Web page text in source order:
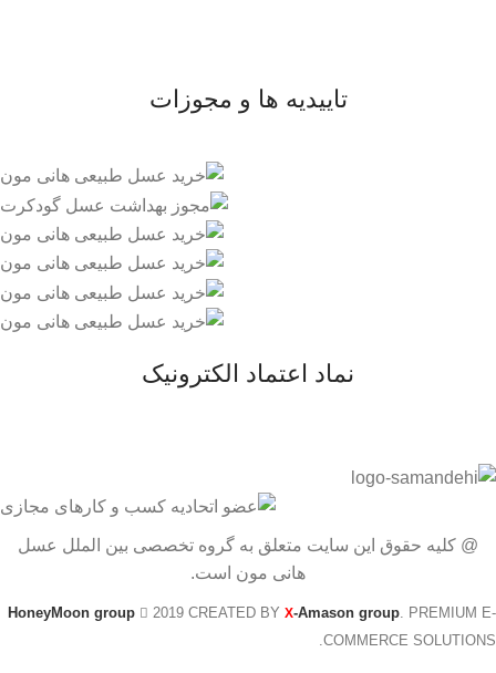
تاییدیه ها و مجوزات
نماد اعتماد الکترونیک
@ کلیه حقوق این سایت متعلق به گروه تخصصی بین الملل عسل
هانی مون است.
HoneyMoon group 2019 CREATED BY X-Amason group. PREMIUM E-
COMMERCE SOLUTIONS.